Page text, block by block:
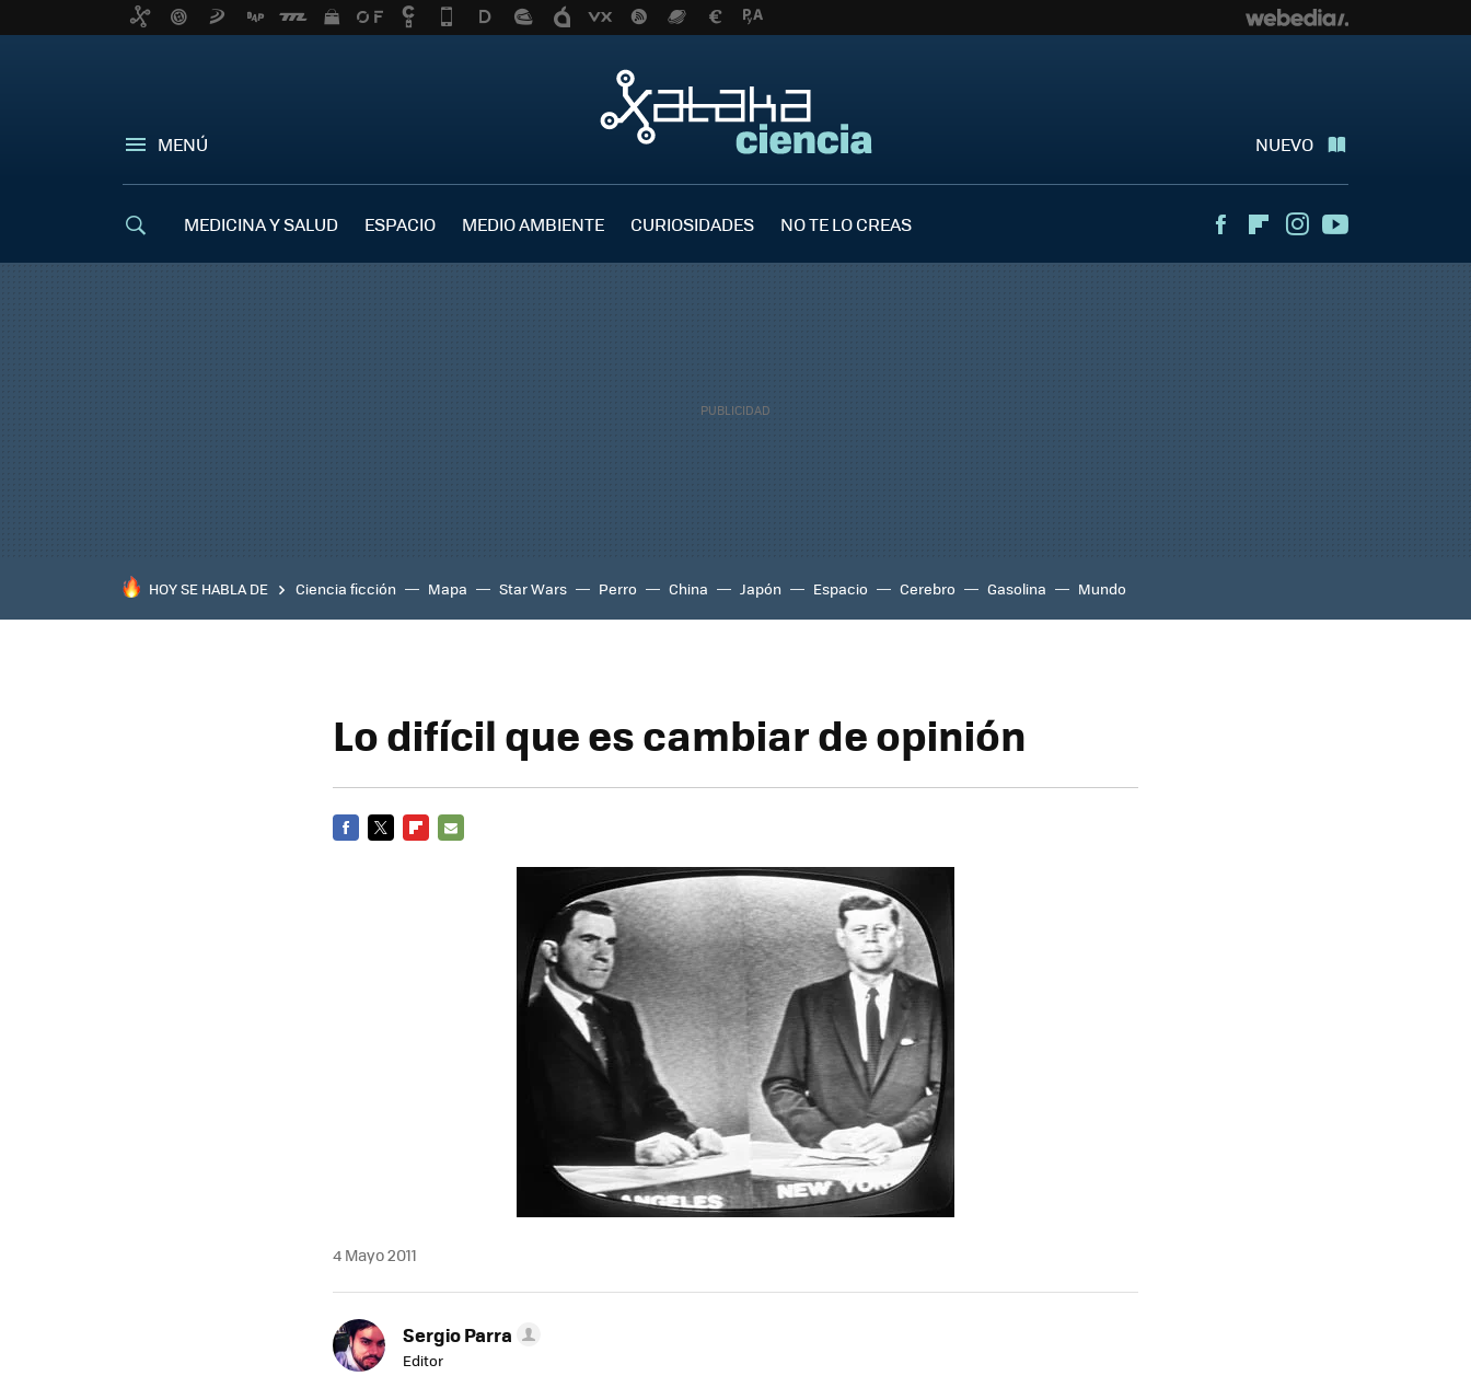
MENÚ NUEVO
MEDICINA Y SALUD ESPACIO MEDIO AMBIENTE CURIOSIDADES NO TE LO CREAS FacebookFlipboardInstagram
HOY SE HABLA DE Ciencia ficción Mapa Star Wars Perro China Japón Espacio Cerebro Gasolina Mundo
Lo difícil que es cambiar de opinión
4 Mayo 2011
Sergio Parra
Editor